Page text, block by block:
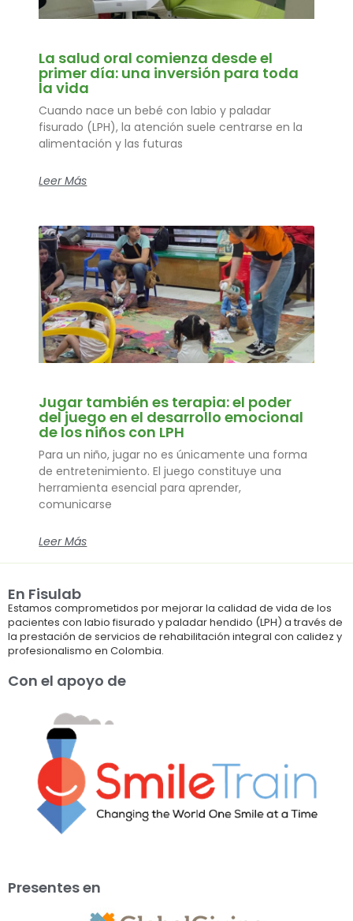
La salud oral comienza desde el
primer día: una inversión para toda
la vida
Cuando nace un bebé con labio y paladar
fisurado (LPH), la atención suele centrarse en la
alimentación y las futuras
Leer Más
Jugar también es terapia: el poder
del juego en el desarrollo emocional
de los niños con LPH
Para un niño, jugar no es únicamente una forma
de entretenimiento. El juego constituye una
herramienta esencial para aprender,
comunicarse
Leer Más
En Fisulab
Estamos comprometidos por mejorar la calidad de vida de los
pacientes con labio fisurado y paladar hendido (LPH) a través de
la prestación de servicios de rehabilitación integral con calidez y
profesionalismo en Colombia.
Con el apoyo de
Presentes en